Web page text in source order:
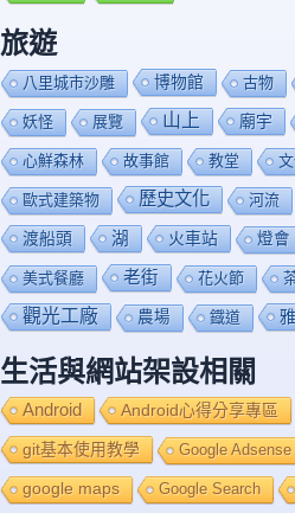
旅遊
八里城市沙雕 博物館 古物
妖怪 展覽 山上 廟宇
心鮮森林 故事館 教堂
歐式建築物 歷史文化 河流
渡船頭 湖 火車站 燈會
美式餐廳 老街 花火節
觀光工廠 農場 鐡道
生活與網站架設相關
Android Android心得分享專區
git基本使用教學 Google Adsense
google maps Google Search